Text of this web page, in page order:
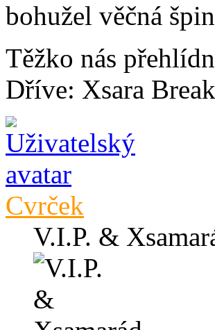
bohužel věčná
Těžko nás
Dříve: Xsara
Cvrček
V.I.P. &